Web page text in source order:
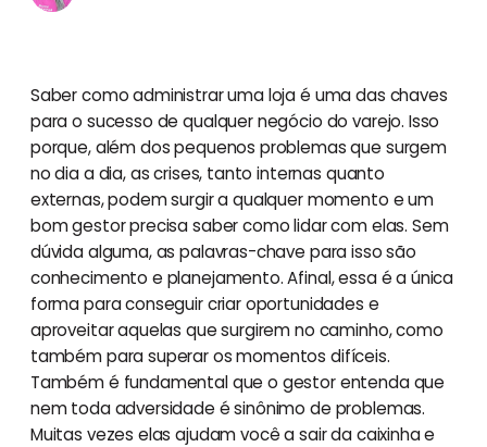
Saber como administrar uma loja é uma das chaves
para o sucesso de qualquer negócio do varejo. Isso
porque, além dos pequenos problemas que surgem
no dia a dia, as crises, tanto internas quanto
externas, podem surgir a qualquer momento e um
bom gestor precisa saber como lidar com elas. Sem
dúvida alguma, as palavras-chave para isso são
conhecimento e planejamento. Afinal, essa é a única
forma para conseguir criar oportunidades e
aproveitar aquelas que surgirem no caminho, como
também para superar os momentos difíceis.
Também é fundamental que o gestor entenda que
nem toda adversidade é sinônimo de problemas.
Muitas vezes elas ajudam você a sair da caixinha e